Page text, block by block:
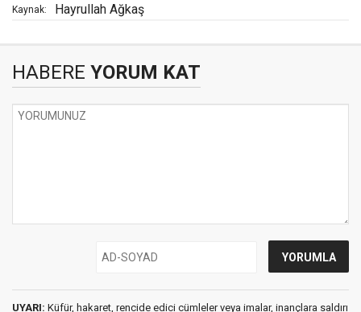
Kaynak: Hayrullah Ağkaş
HABERE YORUM KAT
UYARI: Küfür, hakaret, rencide edici cümleler veya imalar, inançlara saldırı